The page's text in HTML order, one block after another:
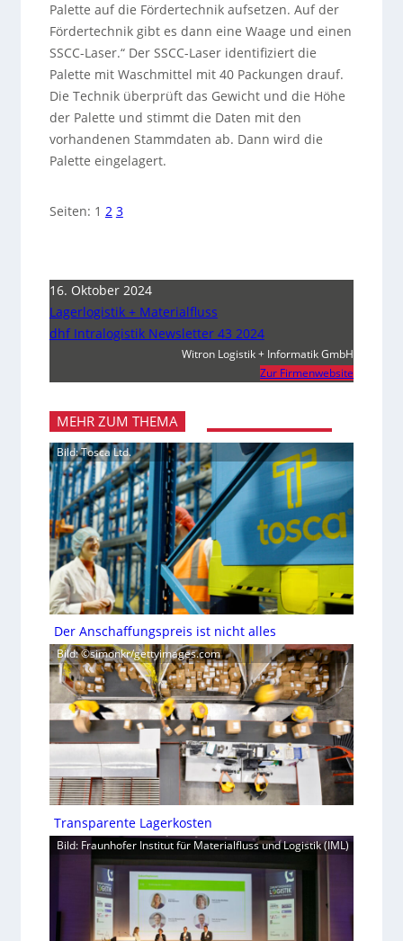
Palette auf die Fördertechnik aufsetzen. Auf der
Fördertechnik gibt es dann eine Waage und einen
SSCC-Laser.“ Der SSCC-Laser identifiziert die
Palette mit Waschmittel mit 40 Packungen drauf.
Die Technik überprüft das Gewicht und die Höhe
der Palette und stimmt die Daten mit den
vorhandenen Stammdaten ab. Dann wird die
Palette eingelagert.
Seiten: 1 2 3
16. Oktober 2024
Lagerlogistik + Materialfluss
dhf Intralogistik Newsletter 43 2024
Witron Logistik + Informatik GmbH
Zur Firmenwebsite
MEHR ZUM THEMA
Bild: Tosca Ltd.
Der Anschaffungspreis ist nicht alles
Bild: ©simonkr/gettyimages.com
Transparente Lagerkosten
Bild: Fraunhofer Institut für Materialfluss und Logistik (IML)